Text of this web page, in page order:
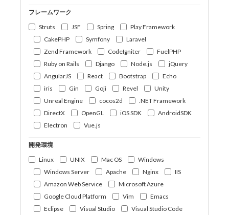
フレームワーク
Struts
JSF Spring
Play Framework
CakePHP
Symfony
Laravel
Zend Framework
CodeIgniter
FuelPHP
Ruby on Rails
Django Node.js
jQuery
AngularJS
React Bootstrap
Echo
iris
Gin Goji Revel
Unity
Unreal Engine
cocos2d
.NET Framework
DirectX
OpenGL iOS SDK
AndroidSDK
Electron
Vue.js
開発環境
Linux
UNIX Mac OS
Windows
Windows Server
Apache Nginx
IIS
Amazon Web Service
Microsoft Azure
Google Cloud Platform
Vim
Emacs
Eclipse
Visual Studio
Visual Studio Code